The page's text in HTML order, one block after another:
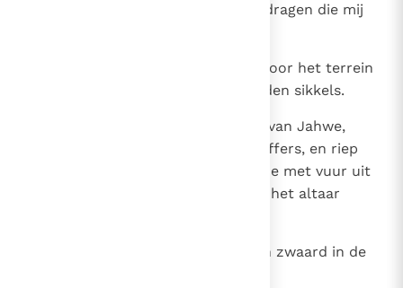
offeren, en geen brandoffers opdragen die mij
David betaalde toen aan Ornan voor het terrein
een bedrag van zeshonderd gouden sikkels.
Hij bouwde er een altaar ter ere van Jahwe,
droeg brandoffers op en slachtoffers, en riep
Jahwe aan. En Jahwe antwoordde met vuur uit
de hemel, dat het brandoffer op het altaar
Daarop beval Jahwe de engel zijn zwaard in de